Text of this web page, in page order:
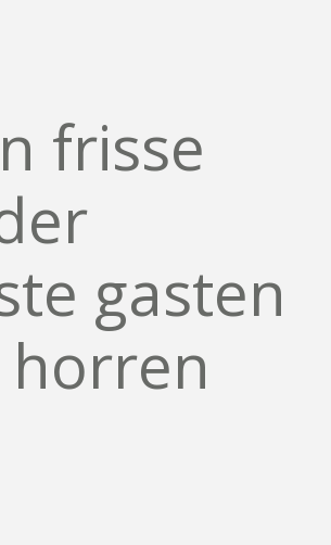
frisse
gasten